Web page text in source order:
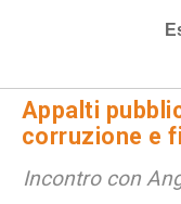
Appalti
corruzione e
Incontro con